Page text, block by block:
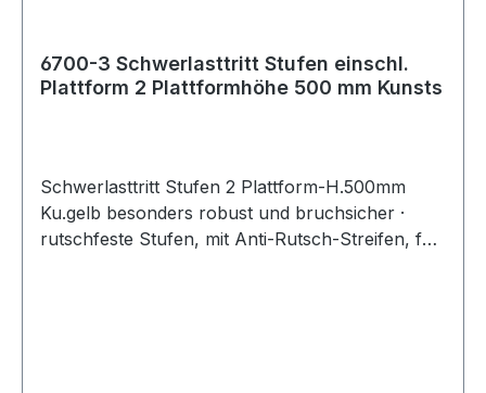
6700-3 Schwerlasttritt Stufen einschl.
Plattform 2 Plattformhöhe 500 mm Kunsts
Schwerlasttritt Stufen 2 Plattform-H.500mm
Ku.gelb besonders robust und bruchsicher ·
rutschfeste Stufen, mit Anti-Rutsch-Streifen, für